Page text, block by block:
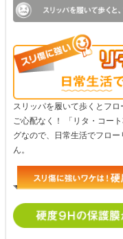
スリッパを履いて歩くとフ
ご心配なく！ 「リタ・コー
グなので、日常生活でフロ
ん。